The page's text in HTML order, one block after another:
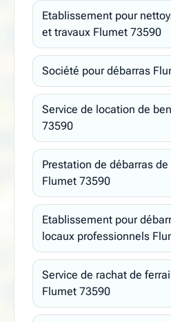
Etablissement pour
et travaux Flumet 73590
Société pour débarras
Service de location de
73590
Prestation de débarras
Flumet 73590
Etablissement pour
locaux professionnels
Service de rachat de
Flumet 73590